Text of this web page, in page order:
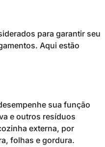
para garantir seu
Aqui estão
sua função
e outros resíduos
externa, por
folhas e gordura.